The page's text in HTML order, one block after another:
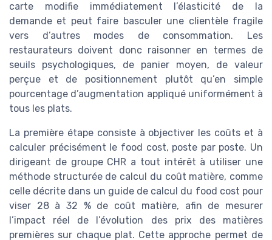
carte modifie immédiatement l’élasticité de la
demande et peut faire basculer une clientèle fragile
vers d’autres modes de consommation. Les
restaurateurs doivent donc raisonner en termes de
seuils psychologiques, de panier moyen, de valeur
perçue et de positionnement plutôt qu’en simple
pourcentage d’augmentation appliqué uniformément à
tous les plats.
La première étape consiste à objectiver les coûts et à
calculer précisément le food cost, poste par poste. Un
dirigeant de groupe CHR a tout intérêt à utiliser une
méthode structurée de calcul du coût matière, comme
celle décrite dans un guide de calcul du food cost pour
viser 28 à 32 % de coût matière, afin de mesurer
l’impact réel de l’évolution des prix des matières
premières sur chaque plat. Cette approche permet de